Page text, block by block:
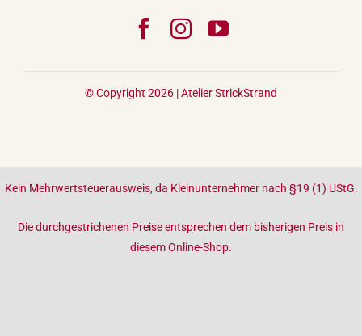
© Copyright 2026 |Atelier StrickStrand
Kein Mehrwertsteuerausweis, da Kleinunternehmer nach §19 (1) UStG.
Die durchgestrichenen Preise entsprechen dem bisherigen Preis in
diesem Online-Shop.